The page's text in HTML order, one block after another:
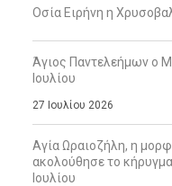
Οσία Ειρήνη η
Άγιος Παντελεήμων ο
Ιουλίου
27 Ιουλίου 2026
Αγία Ωραιοζήλη, η
ακολούθησε το
Ιουλίου